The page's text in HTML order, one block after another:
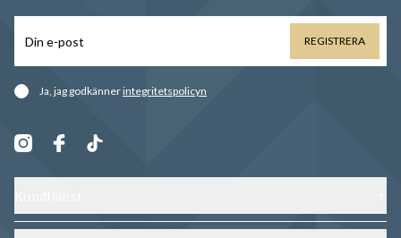
REGISTRERA
Ja, jag godkännerintegritetspolicyn
Kontakta oss